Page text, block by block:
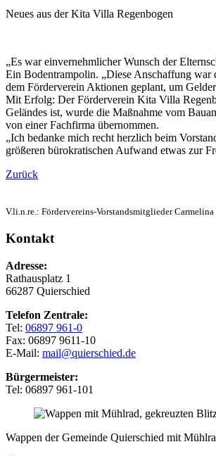
Neues aus der Kita Villa Regenbogen
„Es war einvernehmlicher Wunsch der
Ein Bodentrampolin. „Diese Anschaffung war
dem Förderverein Aktionen geplant, um
Mit Erfolg: Der Förderverein Kita Villa
Geländes ist, wurde die Maßnahme vom
von einer Fachfirma übernommen.
„Ich bedanke mich recht herzlich beim
größeren bürokratischen Aufwand etwas zur
Zurück
V.li.n.re.: Fördervereins-Vorstandsmitglieder
Kontakt
Adresse:
Rathausplatz 1
66287 Quierschied
Telefon Zentrale:
Tel: 06897 961-0
Fax: 06897 9611-10
E-Mail: mail@quierschied.de
Bürgermeister:
Tel: 06897 961-101
Wappen der Gemeinde Quierschied mit